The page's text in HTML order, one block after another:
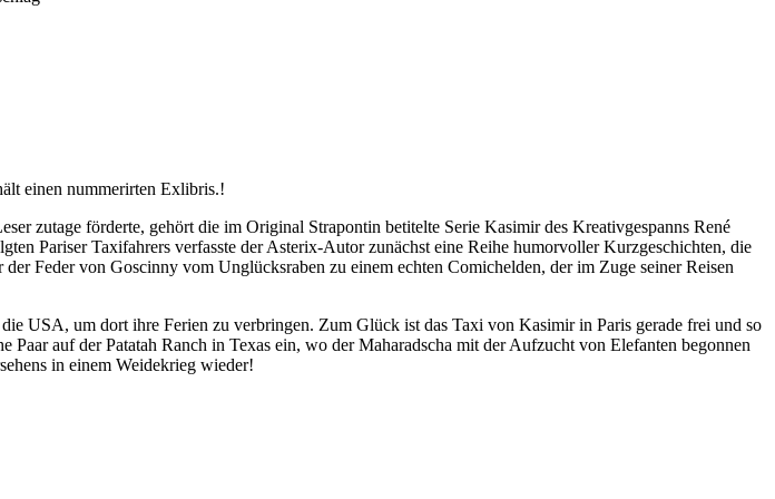
einen nummerirten Exlibris.!
zutage förderte, gehört die im Original Strapontin betitelte Serie Kasimir des Kreativgespanns René
Pariser Taxifahrers verfasste der Asterix-Autor zunächst eine Reihe humorvoller Kurzgeschichten, die
Feder von Goscinny vom Unglücksraben zu einem echten Comichelden, der im Zuge seiner Reisen
USA, um dort ihre Ferien zu verbringen. Zum Glück ist das Taxi von Kasimir in Paris gerade frei und so
auf der Patatah Ranch in Texas ein, wo der Maharadscha mit der Aufzucht von Elefanten begonnen
in einem Weidekrieg wieder!